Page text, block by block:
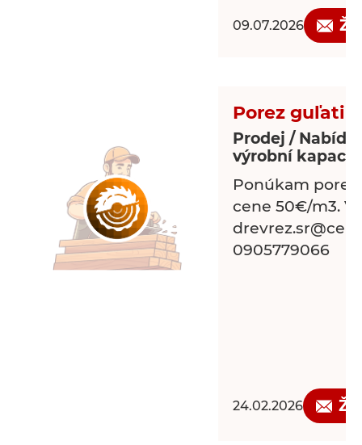
09.07.2026
Porez
Prodej /
výrobní
Ponúkam
cene 50€/m3.
0905779066
24.02.2026